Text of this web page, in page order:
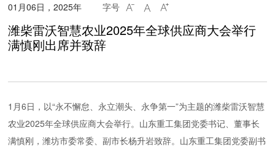
01月06日，2025年 字号   
潍柴雷沃智慧农业2025年全球供应商大会举行
满慎刚出席并致辞
1月6日，以“永不懈怠、永立潮头、永争第一”为主题的潍柴雷沃智慧
农业2025年全球供应商大会举行。山东重工集团党委书记、董事长
满慎刚，潍坊市委常委、副市长杨升岩致辞。山东重工集团党委副书